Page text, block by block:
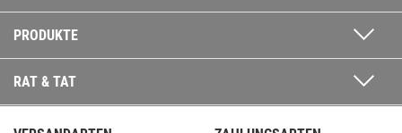
PRODUKTE
RAT & TAT